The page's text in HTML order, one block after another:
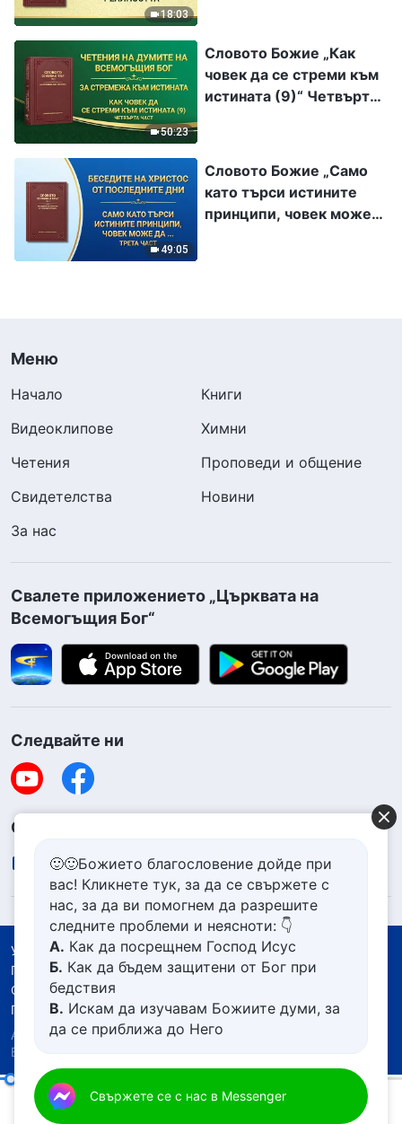
18:03
50:23
Словото Божие „Как
човек да се стреми към
истината (9)“ Четвърта
49:05
Словото Божие „Само
като търси истините
принципи, човек може
Меню
Начало
Книги
Видеоклипове
Химни
Четения
Проповеди и общение
Свидетелства
Новини
За нас
Свалете приложението „Църквата на
Всемогъщия Бог“
Следвайте ни
Свържете се с нас
contact.bg@godfootsteps.org
Условия за ползване
Политика за поверителност
Със съдействието на
Политика за бисквитките
Авторско право © 2026 Църквата на Всемогъщия
Бог.
🙂🙂Божието благословение дойде при
вас! Кликнете тук, за да се свържете с
нас, за да ви помогнем да разрешите
следните проблеми и неясноти: 👇
А. Как да посрещнем Господ Исус
Б. Как да бъдем защитени от Бог при
бедствия
В. Искам да изучавам Божиите думи, за
да се приближа до Него
живот
Д.Имам молба за молитва
Свържете се с нас в Messenger
Дело и навлизане (3)